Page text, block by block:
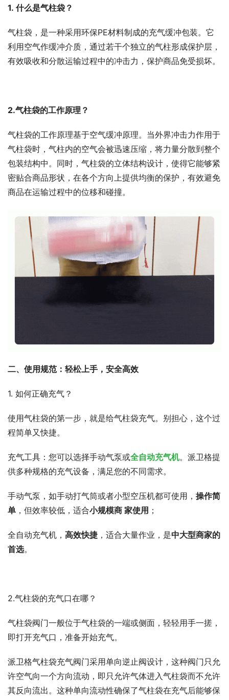
1. 什么是气柱袋？
气柱袋，是一种采用环保PE材料制成的充气缓冲包装。它
利用空气作缓冲介质，通过若干个独立的气柱形成保护层，
有效吸收和分散运输过程中的冲击力，保护商品免受损坏。
2.气柱袋的工作原理？
气柱袋的工作原理基于空气缓冲原理。当外界冲击力作用于
气柱袋时，气柱内的空气会被迅速压缩，将力量分散到整个
包装结构中。同时，气柱袋的立体结构设计，使得它能够紧
密贴合商品形状，在各个方向上提供均衡的保护，有效避免
商品在运输过程中的位移和碰撞。
二、使用规范：轻松上手，安全高效
1. 如何正确充气？
使用气柱袋的第一步，就是给气柱袋充气。别担心，这个过
程简单又快捷。
充气工具：您可以选择手动气泵或全自动充气机。派卫格提
供多种规格的充气设备，满足您的不同需求。
手动气泵，如手动打气筒或者小型空压机都可使用， 操作简
单 ，但效率较低，适合小规模商 家使用 ；
全自动充气机， 高效快捷 ，适合大量作业，是中大型商家的
首选。
2.气柱袋的充气口在哪？
气柱袋阀门一般位于气柱袋的一端或侧面，轻轻用手一搓，
即打开充气口，准备开始充气。
派卫格气柱袋充气阀门采用单向逆止阀设计，这种阀门只允
许空气向一个方向流动，即只允许气体进入气柱袋而不允许
其反向流出。这种单向流动性确保了气柱袋在充气后能够保